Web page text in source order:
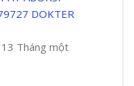
DOKTER
Tháng một